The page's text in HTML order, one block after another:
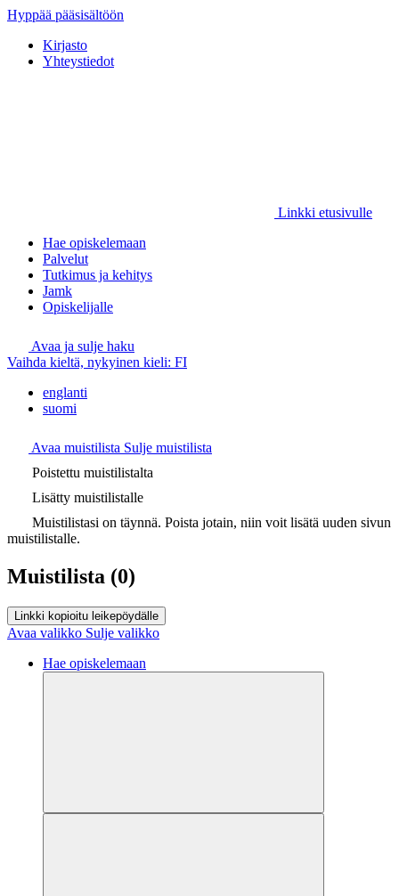
Hyppää pääsisältöön
Kirjasto
Yhteystiedot
Linkki etusivulle
Hae opiskelemaan
Palvelut
Tutkimus ja kehitys
Jamk
Opiskelijalle
Avaa ja sulje haku
Vaihda kieltä, nykyinen kieli: FI
englanti
suomi
Avaa muistilista Sulje muistilista
Poistettu muistilistalta
Lisätty muistilistalle
Muistilistasi on täynnä. Poista jotain, niin voit lisätä uuden sivun
muistilistalle.
Muistilista (0)
Linkki kopioitu leikepöydälle
Avaa valikko Sulje valikko
Hae opiskelemaan